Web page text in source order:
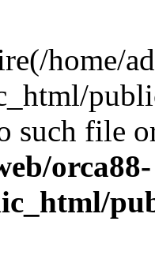
home/
such file
orca88-